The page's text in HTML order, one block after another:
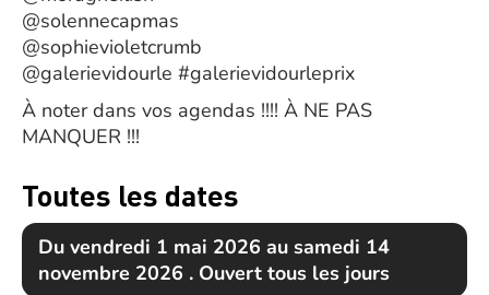
@solennecapmas
@sophievioletcrumb
@galerievidourle #galerievidourleprix
À noter dans vos agendas !!!! À NE PAS
MANQUER !!!
Toutes les dates
Du vendredi 1 mai 2026 au samedi 14
novembre 2026 . Ouvert tous les jours